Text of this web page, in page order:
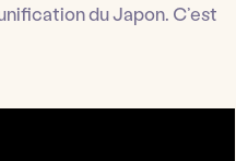
du Japon. C’est